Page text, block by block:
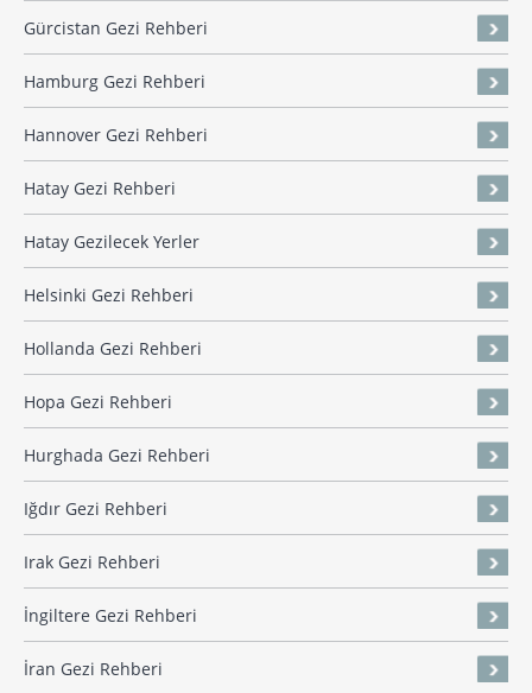
Gürcistan Gezi Rehberi
Hamburg Gezi Rehberi
Hannover Gezi Rehberi
Hatay Gezi Rehberi
Hatay Gezilecek Yerler
Helsinki Gezi Rehberi
Hollanda Gezi Rehberi
Hopa Gezi Rehberi
Hurghada Gezi Rehberi
Iğdır Gezi Rehberi
Irak Gezi Rehberi
İngiltere Gezi Rehberi
İran Gezi Rehberi